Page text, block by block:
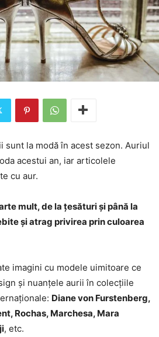
sunt la modă în acest sezon. Auriul
acestui an, iar articolele
cu aur.
mult, de la țesături și până la
și atrag privirea prin culoarea
imagini cu modele uimitoare ce
și nuanțele aurii în colecțiile
Diane von Furstenberg,
Rochas, Marchesa, Mara
, etc.